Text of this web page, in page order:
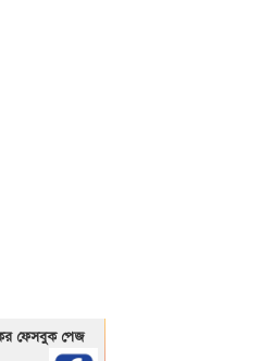
ফেসবুক পেজ